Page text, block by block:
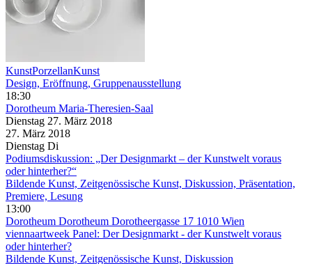
KunstPorzellanKunst
Design, Eröffnung, Gruppenausstellung
18:30
Dorotheum Maria-Theresien-Saal
Dienstag 27. März 2018
27. März 2018
Dienstag Di
Podiumsdiskussion: „Der Designmarkt – der Kunstwelt voraus
oder hinterher?“
Bildende Kunst, Zeitgenössische Kunst, Diskussion, Präsentation,
Premiere, Lesung
13:00
Dorotheum Dorotheum Dorotheergasse 17 1010 Wien
viennaartweek Panel: Der Designmarkt - der Kunstwelt voraus
oder hinterher?
Bildende Kunst, Zeitgenössische Kunst, Diskussion